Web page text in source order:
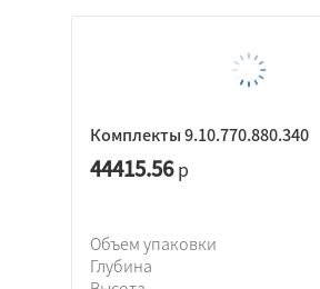
Комплекты 9.10.770.880.340
44415.56р
Объем упаковки
Глубина